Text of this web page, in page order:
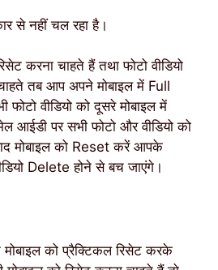
से नहीं चल रहा है।
करना चाहते हैं तथा फोटो वीडियो
चाहते तब आप अपने मोबाइल में Full
वीडियो को दूसरे मोबाइल में
आईडी पर सभी फोटो और वीडियो को
मोबाइल को Reset करें आपके
Delete होने से बच जाएंगे।
को प्रैक्टिकल रिसेट करके